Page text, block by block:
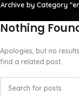
Archive by Category
Nothing
Apologies, but no
find a related post.